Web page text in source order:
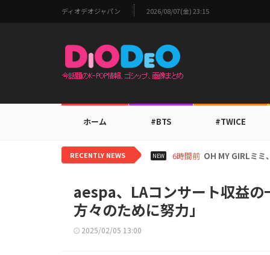
ディオデオジャパン 2026/08/07(金) 23:15
ホーム #BTS #TWICE
RECENTLY NEWS NEW 8時間前 BTS V、ワールド
aespa、LAコンサート収益
方々のために努力」
2025/02/05 13:00